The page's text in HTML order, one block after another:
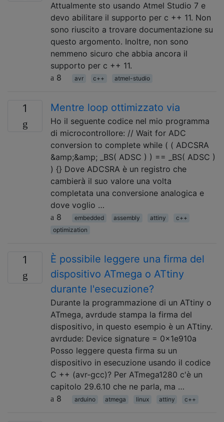
Attualmente sto usando Atmel Studio 7 e
devo abilitare il supporto per c ++ 11. Non
sono riuscito a trovare documentazione su
questo argomento. Inoltre, non sono
nemmeno sicuro che abbia ancora il
supporto per c ++ 11.
8
avr c++ atmel-studio
1 Mentre loop ottimizzato via
Ho il seguente codice nel mio programma
di microcontrollore: // Wait for ADC
conversion to complete while ( ( ADCSRA
&amp;&amp; _BS( ADSC ) ) == _BS( ADSC )
) {} Dove ADCSRA è un registro che
cambierà il suo valore una volta
completata una conversione analogica e
dove voglio …
8
embedded assembly attiny
c++
optimization
1
È possibile leggere una firma del
dispositivo ATmega o ATtiny
durante l'esecuzione?
Durante la programmazione di un ATtiny o
ATmega, avrdude stampa la firma del
dispositivo, in questo esempio è un ATtiny.
avrdude: Device signature = 0x1e910a
Posso leggere questa firma su un
dispositivo in esecuzione usando il codice
C ++ (avr-gcc)? Per ATmega1280 c'è un
capitolo 29.6.10 che ne parla, ma …
8
arduino atmega linux attiny c++